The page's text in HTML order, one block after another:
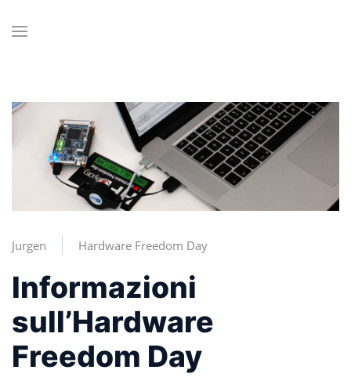
Jurgen Hardware Freedom Day
Informazioni
sull’Hardware
Freedom Day